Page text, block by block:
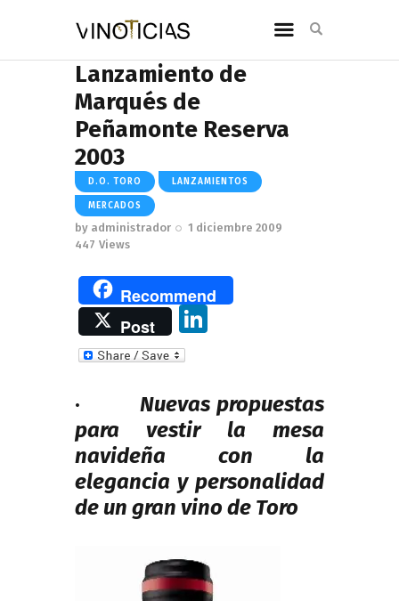
Lanzamiento de
Marqués de
Peñamonte Reserva
2003
D.O. TORO LANZAMIENTOS
MERCADOS
by administrador
1 diciembre 2009
447 Views
Recommend
Post
e
dI
n
· Nuevas propuestas
para vestir la mesa
navideña con la
elegancia y personalidad
de un gran vino de Toro